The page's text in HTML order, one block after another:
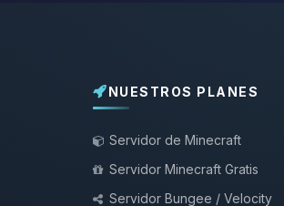
NUESTROS PLANES
Servidor de Minecraft
Servidor Minecraft Gratis
Servidor Bungee / Velocity